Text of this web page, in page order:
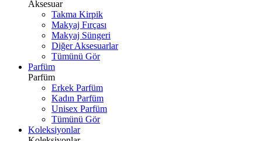
Aksesuar
Takma Kirpik
Makyaj Fırçası
Makyaj Süngeri
Diğer Aksesuarlar
Tümünü Gör
Parfüm
Parfüm
Erkek Parfüm
Kadın Parfüm
Unisex Parfüm
Tümünü Gör
Koleksiyonlar